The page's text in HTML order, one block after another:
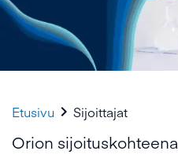
Etusivu  Sijoittajat
Orion sijoituskohteena